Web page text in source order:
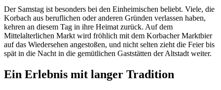
Der Samstag ist besonders bei den Einheimischen beliebt. Viele, die
Korbach aus beruflichen oder anderen Gründen verlassen haben,
kehren an diesem Tag in ihre Heimat zurück. Auf dem
Mittelalterlichen Markt wird fröhlich mit dem Korbacher Marktbier
auf das Wiedersehen angestoßen, und nicht selten zieht die Feier bis
spät in die Nacht in die gemütlichen Gaststätten der Altstadt weiter.
Ein Erlebnis mit langer Tradition